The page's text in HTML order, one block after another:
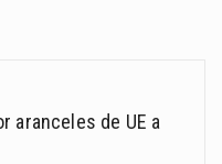
aranceles de UE a